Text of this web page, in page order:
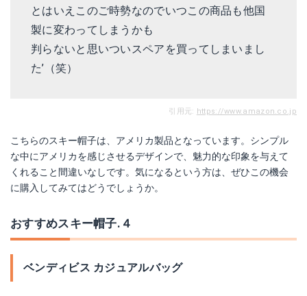
とはいえこのご時勢なのでいつこの商品も他国
製に変わってしまうかも
判らないと思いついスペアを買ってしまいまし
た’（笑）
引用元: https://www.amazon.co.jp
こちらのスキー帽子は、アメリカ製品となっています。シンプル
な中にアメリカを感じさせるデザインで、魅力的な印象を与えて
くれること間違いなしです。気になるという方は、ぜひこの機会
に購入してみてはどうでしょうか。
おすすめスキー帽子.４
ベンディビス カジュアルバッグ